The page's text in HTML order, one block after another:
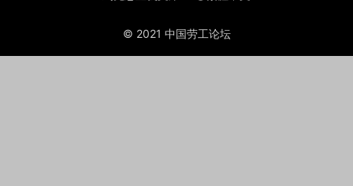
© 2021 中国劳工论坛